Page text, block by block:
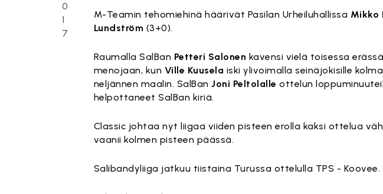
0
1
7
M-Teamin tehomiehinä häärivät Pasilan Urheiluhallissa Mikko
Lundström (3+0).
Raumalla SalBan Petteri Salonen kavensi vielä toisessa
menojaan, kun Ville Kuusela iski ylivoimalla seinäjokisille
neljännen maalin. SalBanJoni Peltolalle ottelun
helpottaneet SalBan kiriä.
Classic johtaa nyt liigaa viiden pisteen erolla kaksi ottelua
vaanii kolmen pisteen päässä.
Salibandyliiga jatkuu tiistaina Turussa ottelulla TPS - Koovee.